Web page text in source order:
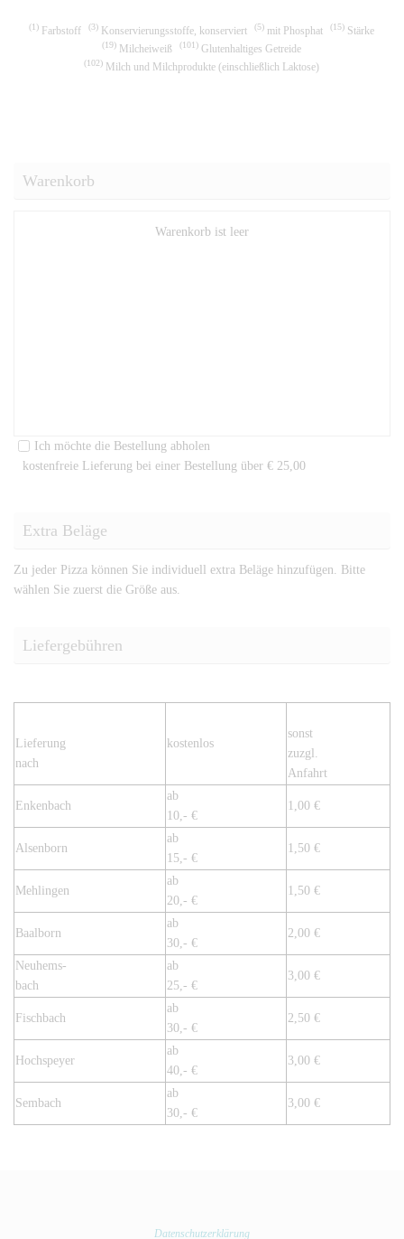
1 Farbstoff 3 Konservierungsstoffe, konserviert 5 mit Phosphat 15 Stärke
19 Milcheiweiß 101 Glutenhaltiges Getreide
102 Milch und Milchprodukte (einschließlich Laktose)
Warenkorb
Warenkorb ist leer
Ich möchte die Bestellung abholen
kostenfreie Lieferung bei einer Bestellung über € 25,00
Extra Beläge
Zu jeder Pizza können Sie individuell extra Beläge hinzufügen. Bitte
wählen Sie zuerst die Größe aus.
Liefergebühren
Lieferung
nach
kostenlos
sonst
zuzgl.
Anfahrt
Enkenbach
ab
10,- €
1,00 €
Alsenborn
ab
15,- €
1,50 €
Mehlingen
ab
20,- €
1,50 €
Baalborn
ab
30,- €
2,00 €
Neuhems-
bach
ab
25,- €
3,00 €
Fischbach
ab
30,- €
2,50 €
Hochspeyer
ab
40,- €
3,00 €
Sembach
ab
30,- €
3,00 €
Datenschutzerklärung